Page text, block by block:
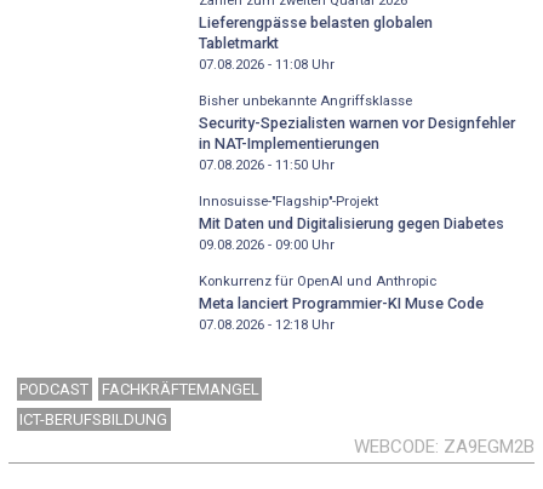
Lieferengpässe belasten globalen
Tabletmarkt
07.08.2026 - 11:08Uhr
Bisher unbekannte Angriffsklasse
Security-Spezialisten warnen vor Designfehler
in NAT-Implementierungen
07.08.2026 - 11:50Uhr
Innosuisse-"Flagship"-Projekt
Mit Daten und Digitalisierung gegen Diabetes
09.08.2026 - 09:00Uhr
Konkurrenz für OpenAI und Anthropic
Meta lanciert Programmier-KI Muse Code
07.08.2026 - 12:18Uhr
PODCAST
FACHKRÄFTEMANGEL
ICT-BERUFSBILDUNG
WEBCODE ZA9EGM2B